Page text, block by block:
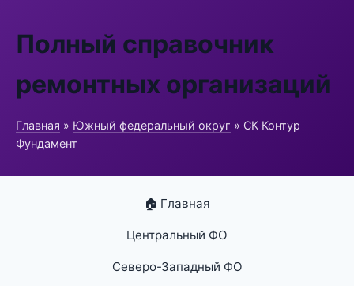
Полный справочник
ремонтных организаций
Главная » Южный федеральный округ » СК Контур
Фундамент
🏠 Главная
Центральный ФО
Северо-Западный ФО